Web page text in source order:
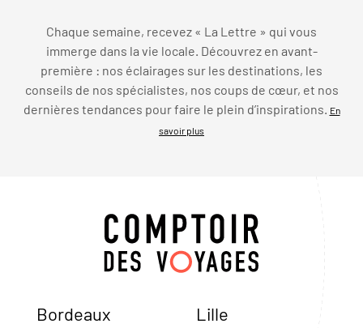
Chaque semaine, recevez « La Lettre » qui vous
immerge dans la vie locale. Découvrez en avant-
première : nos éclairages sur les destinations, les
conseils de nos spécialistes, nos coups de cœur, et nos
dernières tendances pour faire le plein d’inspirations.
En
savoir plus
Bordeaux Lille